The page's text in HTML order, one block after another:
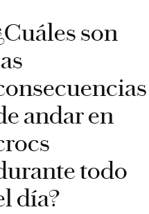
son
andar en
todo
día?